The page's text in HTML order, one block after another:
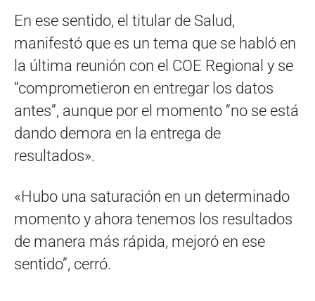
En ese sentido, el titular de Salud,
manifestó que es un tema que se habló en
la última reunión con el COE Regional y se
“comprometieron en entregar los datos
antes”, aunque por el momento “no se está
dando demora en la entrega de
resultados».
«Hubo una saturación en un determinado
momento y ahora tenemos los resultados
de manera más rápida, mejoró en ese
sentido”, cerró.